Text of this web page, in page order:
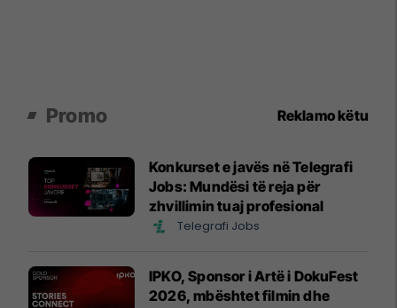
Promo Reklamo këtu
Konkurset e javës në Telegrafi
Jobs: Mundësi të reja për
zhvillimin tuaj profesional
Telegrafi Jobs
IPKO, Sponsor i Artë i DokuFest
2026, mbështet filmin dhe